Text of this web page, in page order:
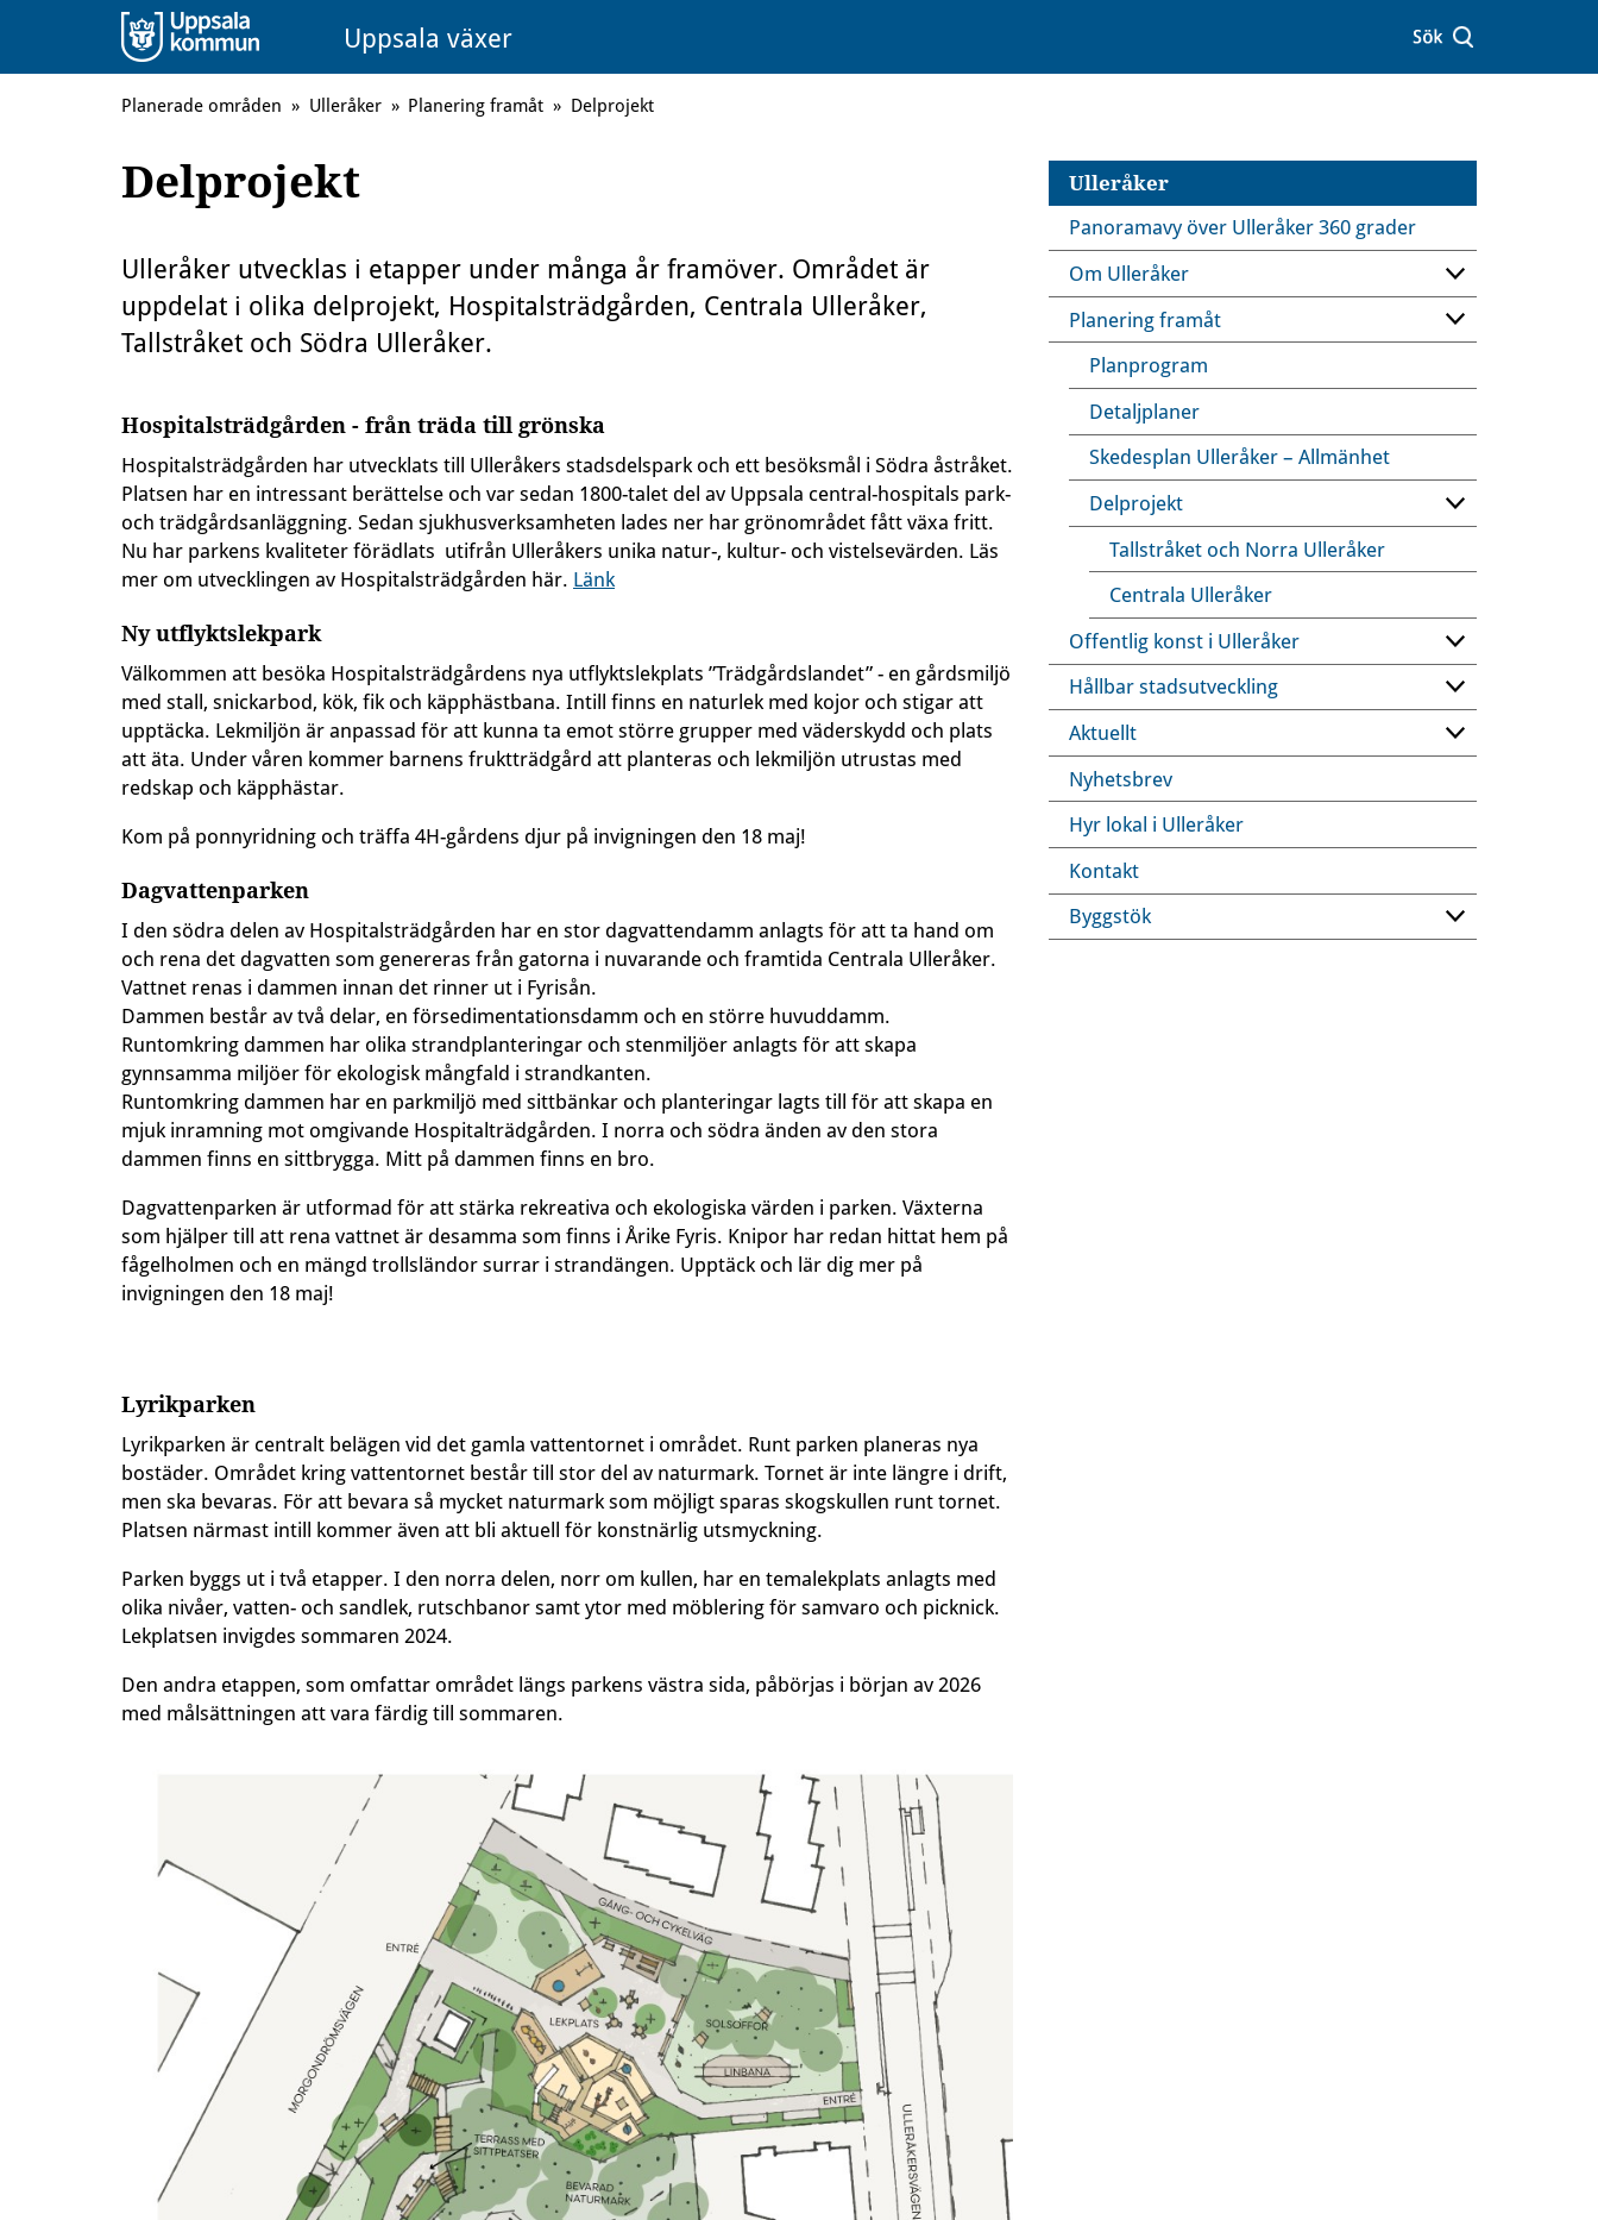
Uppsala växer
Ulleråker
Panoramavy över Ulleråker 360 grader
Om Ulleråker
Planering framåt
Planprogram
Detaljplaner
Skedesplan Ulleråker – Allmänhet
Delprojekt
Tallstråket och Norra Ulleråker
Centrala Ulleråker
Offentlig konst i Ulleråker
Hållbar stadsutveckling
Aktuellt
Nyhetsbrev
Hyr lokal i Ulleråker
Kontakt
Byggstök
Planerade områden » Ulleråker» Planering framåt » Delprojekt
Delprojekt
Ulleråker utvecklas i etapper under många år framöver. Området är
uppdelat i olika delprojekt, Hospitalsträdgården, Centrala Ulleråker,
Tallstråket och Södra Ulleråker.
Hospitalsträdgården - från träda till grönska
Hospitalsträdgården har utvecklats till Ulleråkers stadsdelspark och ett besöksmål i Södra åstråket.
Platsen har en intressant berättelse och var sedan 1800-talet del av Uppsala central-hospitals park-
och trädgårdsanläggning. Sedan sjukhusverksamheten lades ner har grönområdet fått växa fritt.
Nu har parkens kvaliteter förädlats utifrån Ulleråkers unika natur-, kultur- och vistelsevärden. Läs
mer om utvecklingen av Hospitalsträdgården här. Länk
Ny utflyktslekpark
Välkommen att besöka Hospitalsträdgårdens nya utflyktslekplats ”Trädgårdslandet” - en gårdsmiljö
med stall, snickarbod, kök, fik och käpphästbana. Intill finns en naturlek med kojor och stigar att
upptäcka. Lekmiljön är anpassad för att kunna ta emot större grupper med väderskydd och plats
att äta. Under våren kommer barnens fruktträdgård att planteras och lekmiljön utrustas med
redskap och käpphästar.
Kom på ponnyridning och träffa 4H-gårdens djur på invigningen den 18 maj!
Dagvattenparken
I den södra delen av Hospitalsträdgården har en stor dagvattendamm anlagts för att ta hand om
och rena det dagvatten som genereras från gatorna i nuvarande och framtida Centrala Ulleråker.
Vattnet renas i dammen innan det rinner ut i Fyrisån.
Dammen består av två delar, en försedimentationsdamm och en större huvuddamm.
Runtomkring dammen har olika strandplanteringar och stenmiljöer anlagts för att skapa
gynnsamma miljöer för ekologisk mångfald i strandkanten.
Runtomkring dammen har en parkmiljö med sittbänkar och planteringar lagts till för att skapa en
mjuk inramning mot omgivande Hospitalträdgården. I norra och södra änden av den stora
dammen finns en sittbrygga. Mitt på dammen finns en bro.
Dagvattenparken är utformad för att stärka rekreativa och ekologiska värden i parken. Växterna
som hjälper till att rena vattnet är desamma som finns i Årike Fyris. Knipor har redan hittat hem på
fågelholmen och en mängd trollsländor surrar i strandängen. Upptäck och lär dig mer på
invigningen den 18 maj!
Lyrikparken
Lyrikparken är centralt belägen vid det gamla vattentornet i området. Runt parken planeras nya
bostäder. Området kring vattentornet består till stor del av naturmark. Tornet är inte längre i drift,
men ska bevaras. För att bevara så mycket naturmark som möjligt sparas skogskullen runt tornet.
Platsen närmast intill kommer även att bli aktuell för konstnärlig utsmyckning.
Parken byggs ut i två etapper. I den norra delen, norr om kullen, har en temalekplats anlagts med
olika nivåer, vatten- och sandlek, rutschbanor samt ytor med möblering för samvaro och picknick.
Lekplatsen invigdes sommaren 2024.
Den andra etappen, som omfattar området längs parkens västra sida, påbörjas i början av 2026
med målsättningen att vara färdig till sommaren.